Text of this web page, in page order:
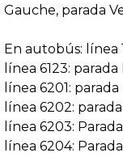
Gauche, parada
En autobús: línea
línea 6123:
línea 6201:
línea 6202:
línea 6203:
línea 6204: